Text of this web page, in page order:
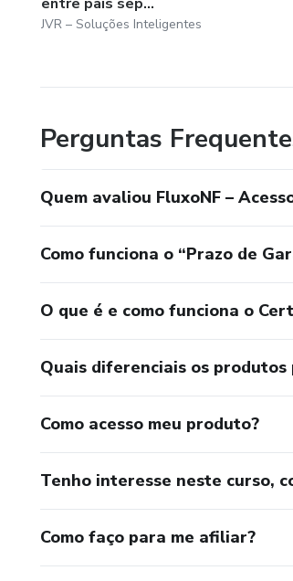
JVR – Soluções Inteligentes
Perguntas
Quem avaliou FluxoNF –
Como funciona o “Prazo de
O que é e como funciona o
Quais diferenciais os produtos
Como acesso meu produto?
Tenho interesse neste curso,
Como faço para me afiliar?